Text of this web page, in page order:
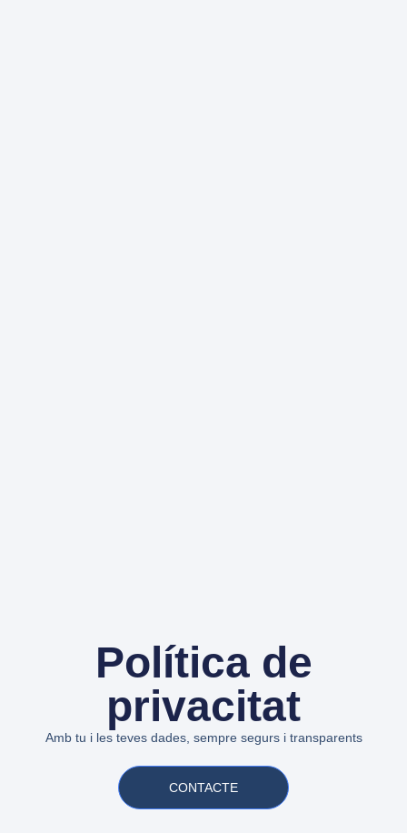
Política de
privacitat
Amb tu i les teves dades, sempre segurs i transparents
CONTACTE